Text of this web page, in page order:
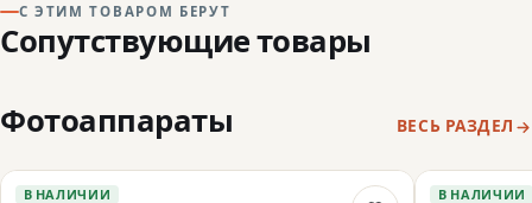
С ЭТИМ ТОВАРОМ БЕРУТ
Сопутствующие товары
Фотоаппараты ВЕСЬ РАЗДЕЛ
В НАЛИЧИИ В НАЛИЧИИ